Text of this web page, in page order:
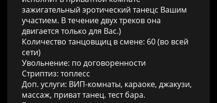
зажигательный эротический танецс Вашим
участием. В течение двух треков она
двигается только для Вас.)
Количество танцовщиц в смене: 60 (во всей
сети)
Увольнение: по договоренности
Стриптиз: топлесс
Доп. услуги: ВИП-комнаты, караоке, джакузи,
массаж, приват танец. тест бара.